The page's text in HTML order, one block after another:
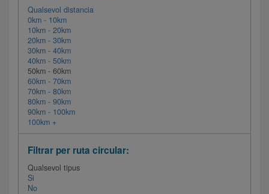
Qualsevol distancia
0km - 10km
10km - 20km
20km - 30km
30km - 40km
40km - 50km
50km - 60km
60km - 70km
70km - 80km
80km - 90km
90km - 100km
100km +
Filtrar per ruta circular:
Qualsevol tipus
Si
No